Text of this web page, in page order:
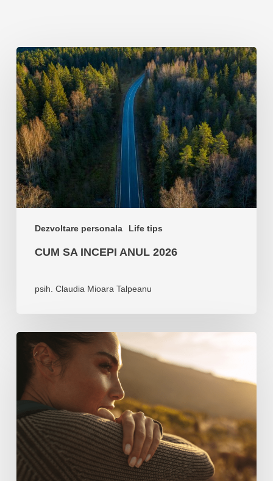
Dezvoltare personala Life tips
Cum
sa
incepi
anul
2026
CUM SA INCEPI ANUL 2026
psih. Claudia Mioara Talpeanu
curajos
fara
deveni
impulsiv
si